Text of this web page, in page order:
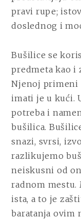
pravi rupe;
doslednog i
Bušilice se
predmeta kao i
Njenoj primeni
imati je u kući.
potreba i
bušilica.
snazi, svrsi,
razlikujemo
neiskusni od
radnom mestu.
ista, a to je
baratanja ovim